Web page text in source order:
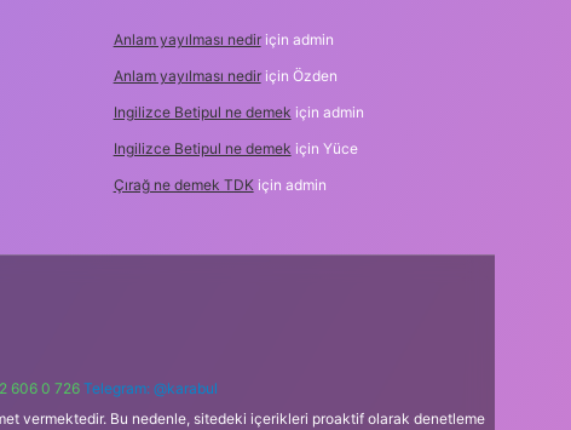
Anlam yayılması nediriçin admin
Anlam yayılması nediriçin Özden
Ingilizce Betipul ne demek için admin
Ingilizce Betipul ne demek için Yüce
Çırağ ne demek TDKiçin admin
606 0 726 Telegram: @karabul
vermektedir. Bu nedenle, sitedeki içerikleri proaktif olarak denetleme